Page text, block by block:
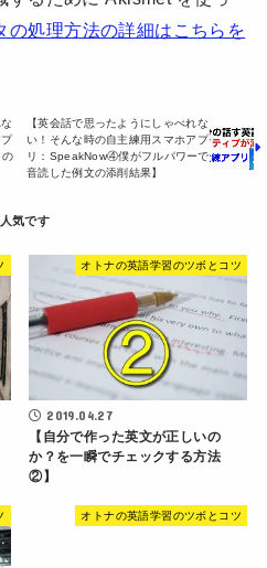
の処理方法の詳細はこちらを
【英会話で思ったようにしゃべれな
い！そんな時の自主練用スマホアプ
リ：SpeakNow④僕がフルパワーで
音読した例文の添削結果】
オトナの英語学習のツボとコツ
2019.04.27
【自分で作った英文が正しいの
か？を一瞬でチェックする方法
②】
オトナの英語学習のツボとコツ